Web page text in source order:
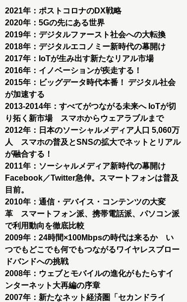
2021年：ポストコロナのDX戦略
2020年：5Gの先にある世界
2019年：デジタルファースト社会への大転換
2018年：デジタルエコノミー新時代の幕開け
2017年：IoTが生み出す新たなリアル市場
2016年：イノベーションが疾走する！
2015年：ビッグデータ時代本番！ デジタル社会
が加速する
2013-2014年：すべてがつながる未来へ IoTが切
り拓く新市場 スマホからウェアラブルまで
2012年：日本のソーシャルメディア人口 5,060万
人 スマホの普及とSNSの拡大でネットとリアル
が融合する！
2011年：ソーシャルメディア新時代の幕開け
Facebook／Twitter急伸。スマートフォンは普及
目前。
2010年：通信・デバイス・コンテンツの大変
革 スマートフォン派、携帯電話派、パソコン派
で利用動向を徹底比較
2009年：24時間×100Mbpsの時代は来るか い
つでもどこでも何でもつながるワイヤレスブロー
ドバンドへの挑戦
2008年：ウェブとモバイルの進化がもたらすイ
ンターネット大再編の序章
2007年：新たなネット経済圏「セカンドライ